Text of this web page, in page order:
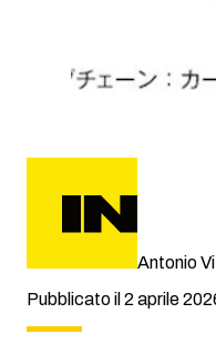
Antonio
Pubblicato il 2 aprile